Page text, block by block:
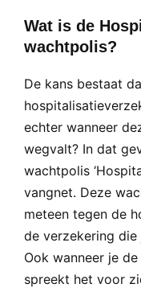
Wat is de
wachtpolis?
De kans bestaat
echter wanneer
wegvalt? In dat
wachtpolis
vangnet. Deze
meteen tegen de
de verzekering
Ook wanneer je
spreekt het voor